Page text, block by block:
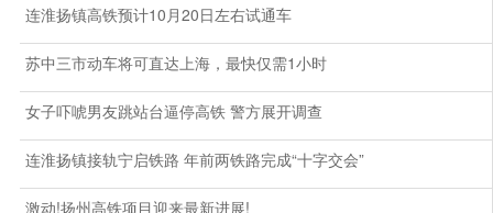
连淮扬镇高铁预计10月20日左右试通车
苏中三市动车将可直达上海，最快仅需1小时
女子吓唬男友跳站台逼停高铁 警方展开调查
连淮扬镇接轨宁启铁路 年前两铁路完成“十字交会”
激动!扬州高铁项目迎来最新进展!